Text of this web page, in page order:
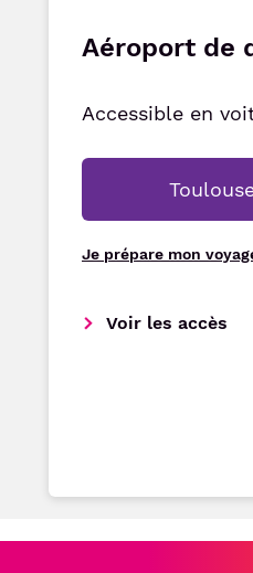
Aéroport de
Accessible en
Je prépare mon
Voir les accès